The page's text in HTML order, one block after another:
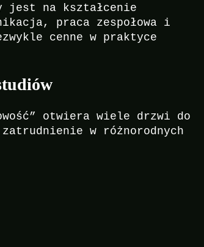
jest na kształcenie
praca zespołowa i
cenne w praktyce
otwiera wiele drzwi do
w różnorodnych